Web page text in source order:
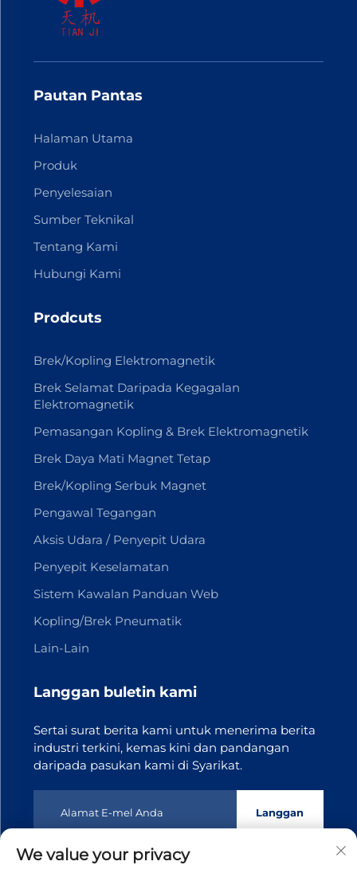
Pautan Pantas
Halaman Utama
Produk
Penyelesaian
Sumber Teknikal
Tentang Kami
Hubungi Kami
Prodcuts
Brek/Kopling Elektromagnetik
Brek Selamat Daripada Kegagalan
Elektromagnetik
Pemasangan Kopling & Brek Elektromagnetik
Brek Daya Mati Magnet Tetap
Brek/Kopling Serbuk Magnet
Pengawal Tegangan
Aksis Udara / Penyepit Udara
Penyepit Keselamatan
Sistem Kawalan Panduan Web
Kopling/Brek Pneumatik
Lain-Lain
Langgan buletin kami
Sertai surat berita kami untuk menerima berita
industri terkini, kemas kini dan pandangan
daripada pasukan kami di Syarikat.
Langgan
We value your privacy